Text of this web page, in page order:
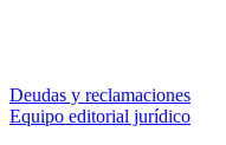
Deudas y reclamaciones
Equipo editorial jurídico